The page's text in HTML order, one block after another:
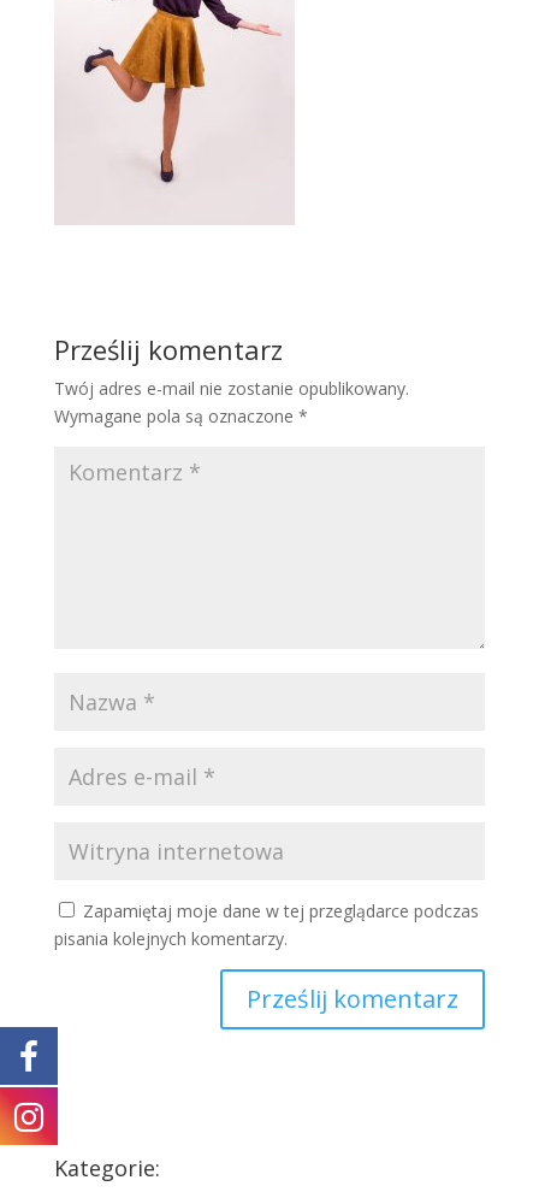
Prześlij komentarz
Twój adres e-mail nie zostanie opublikowany.
Wymagane pola są oznaczone *
Zapamiętaj moje dane w tej przeglądarce podczas
pisania kolejnych komentarzy.
Kategorie: